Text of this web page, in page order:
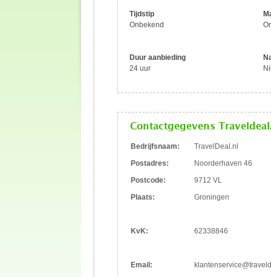
Tijdstip
Onbekend
Duur aanbieding
24 uur
Contactgegevens
Bedrijfsnaam:
TravelDeal.nl
Postadres:
Noorderhaven 46
Postcode:
9712 VL
Plaats:
Groningen
KvK: 62338846
Email: